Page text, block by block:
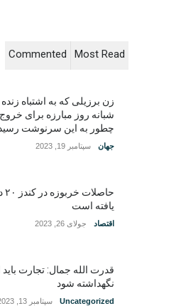
Most Read
Commented
شبانه روز مبارزه برای خروج
چطور به این سرنوشت
جهان سپتامبر 19, 2023
یافته است
اقتصاد جولای 26, 2023
قدرت الله جمال: تجارت
نگهداشته شود
Uncategorized سپتامبر 13, 2023